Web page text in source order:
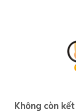
Không còn